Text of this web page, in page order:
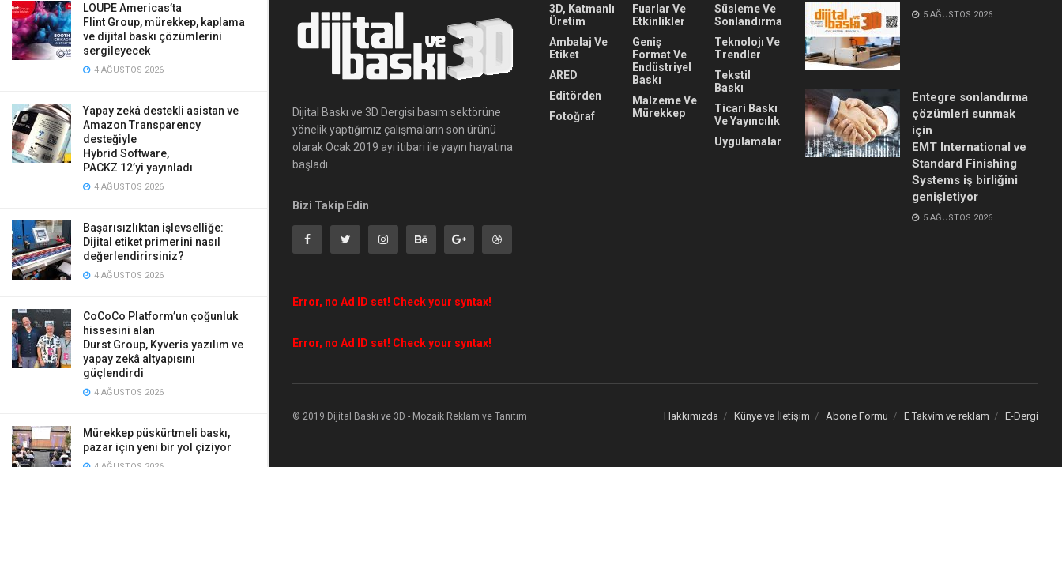
LOUPE Americas’ta
Flint Group, mürekkep, kaplama
ve dijital baskı çözümlerini
sergileyecek
4 AĞUSTOS 2026
Yapay zekâ destekli asistan ve
Amazon Transparency
desteğiyle
Hybrid Software,
PACKZ 12’yi yayınladı
4 AĞUSTOS 2026
Başarısızlıktan işlevselliğe:
Dijital etiket primerini nasıl
değerlendirirsiniz?
4 AĞUSTOS 2026
CoCoCo Platform’un çoğunluk
hissesini alan
Durst Group, Kyveris yazılım ve
yapay zekâ altyapısını
güçlendirdi
4 AĞUSTOS 2026
Mürekkep püskürtmeli baskı,
pazar için yeni bir yol çiziyor
4 AĞUSTOS 2026
Dijital Baskı ve 3D Dergisi basım sektörüne
yönelik yaptığımız çalışmaların son ürünü
olarak Ocak 2019 ayı itibari ile yayın hayatına
başladı.
Bizi Takip Edin
Error, no Ad ID set! Check your syntax!
Error, no Ad ID set! Check your syntax!
3D, Katmanlı
Üretim
Ambalaj Ve
Etiket
ARED
Editörden
Fotoğraf
Fuarlar Ve
Etkinlikler
Geniş
Format Ve
Endüstriyel
Baskı
Malzeme Ve
Mürekkep
Süsleme Ve
Sonlandırma
Teknolojı Ve
Trendler
Tekstil
Baskı
Ticari Baskı
Ve Yayıncılık
Uygulamalar
5 AĞUSTOS 2026
Entegre sonlandırma
çözümleri sunmak
için
EMT International ve
Standard Finishing
Systems iş birliğini
genişletiyor
5 AĞUSTOS 2026
Hakkımızda Künye ve İletişim Abone Formu E Takvim ve reklam E-Dergi
© 2019 Dijital Baskı ve 3D - Mozaik Reklam ve Tanıtım